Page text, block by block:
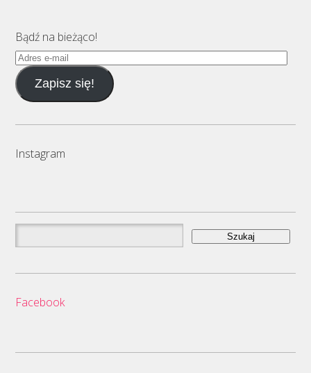
Bądź na bieżąco!
Adres
e-
mailZapisz się!
Instagram
Szukaj:
Facebook